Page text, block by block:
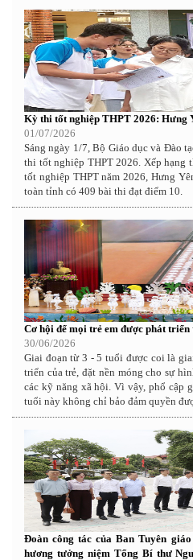
Kỳ thi tốt nghiệp THPT 2026: Hưng
01/07/2026
Sáng ngày 1/7, Bộ Giáo dục và Đào
thi tốt nghiệp THPT 2026. Xếp hạng
tốt nghiệp THPT năm 2026, Hưng
toàn tỉnh có 409 bài thi đạt điểm 10.
Cơ hội để mọi trẻ em được phát triển
30/06/2026
Giai đoạn từ 3 - 5 tuổi được coi là
triển của trẻ, đặt nền móng cho sự
các kỹ năng xã hội. Vì vậy, phổ cập
tuổi này không chỉ bảo đảm quyền
Đoàn công tác của Ban Tuyên
hương tưởng niệm Tổng Bí thư